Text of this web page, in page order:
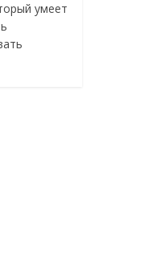
умеет